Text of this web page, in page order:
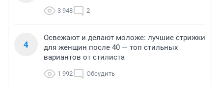
3 948 2
4
Освежают и делают моложе: лучшие стрижки
для женщин после 40 — топ стильных
вариантов от стилиста
1 992 Обсудить